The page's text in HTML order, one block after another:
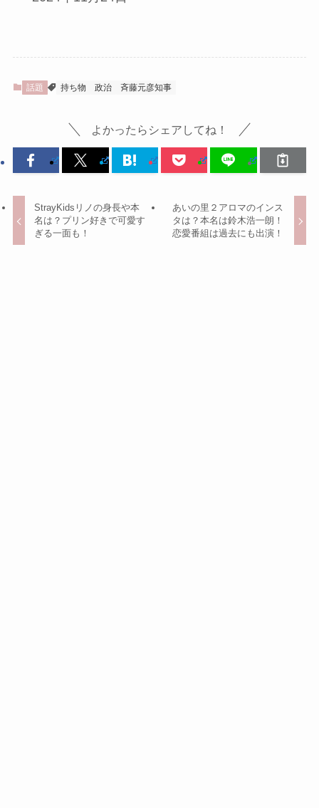
話題 持ち物 政治 斉藤元彦知事
よかったらシェアしてね！
StrayKidsリノの身長や本
名は？プリン好きで可愛す
ぎる一面も！
あいの里２アロマのインス
タは？本名は鈴木浩一朗！
恋愛番組は過去にも出演！